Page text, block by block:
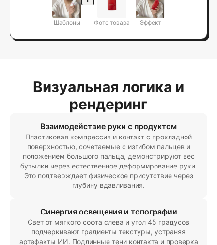
Шаблоны Фото товара Эффект
Визуальная логика и
рендеринг
Взаимодействие руки с продуктом
Пластиковая компрессия и контакт с прохладной
поверхностью, сочетаемые с изгибом пальцев и
положением большого пальца, демонстрируют вес
бутылки через естественное деформирование руки.
Это подтверждает физическое присутствие через
глубину вдавливания.
Синергия освещения и топографии
Свет от мягкого софта слева и угол 45 градусов
подчеркивают градиенты текстуры, устраняя
артефакты ИИ. Подлинные тени контакта и проверка